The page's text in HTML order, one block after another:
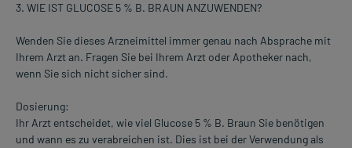
3. WIE IST GLUCOSE 5 % B. BRAUN ANZUWENDEN?
Wenden Sie dieses Arzneimittel immer genau nach Absprache mit
Ihrem Arzt an. Fragen Sie bei Ihrem Arzt oder Apotheker nach,
wenn Sie sich nicht sicher sind.
Dosierung:
Ihr Arzt entscheidet, wie viel Glucose 5 % B. Braun Sie benötigen
und wann es zu verabreichen ist. Dies ist bei der Verwendung als